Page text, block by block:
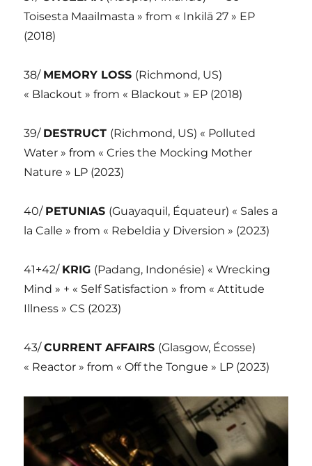
Toisesta Maailmasta » from « Inkilä 27 » EP
(2018)
38/ MEMORY LOSS (Richmond, US)
« Blackout » from « Blackout » EP (2018)
39/ DESTRUCT (Richmond, US) « Polluted
Water » from « Cries the Mocking Mother
Nature » LP (2023)
40/ PETUNIAS (Guayaquil, Équateur) « Sales a
la Calle » from « Rebeldia y Diversion » (2023)
41+42/ KRIG (Padang, Indonésie) « Wrecking
Mind » + « Self Satisfaction » from « Attitude
Illness » CS (2023)
43/CURRENT AFFAIRS (Glasgow, Écosse)
« Reactor » from « Off the Tongue » LP (2023)